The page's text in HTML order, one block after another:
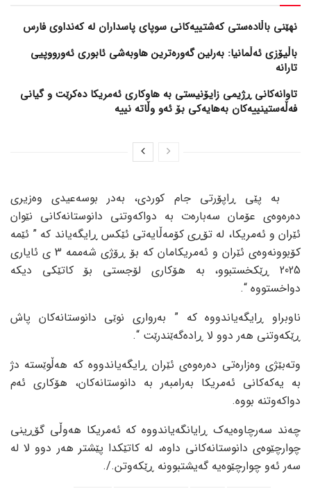
نهێنی باڵادەستی کەشتییەکانی سوپای پاسداران لە کەنداوی فارس
باڵیۆزی ئەڵمانیا: بەرلین گەورەترین هاوبەشی ئابوری ئەورووپیی
تارانە
تاوانەکانی ڕژیمی زایۆنیستی بە هاوکاری ئەمریکا دەکرێت و گیانی
فەڵەستینییەکان بەهایەکی بۆ ئەو وڵاتە نییە
بە پێی ڕاپۆرتی جام کوردی، بەدر بوسەعیدی وەزیری
دەرەوەی عۆمان سەبارەت بە دواکەوتنی دانوستانەکانی نێوان
ئێران و ئەمریکا، لە تۆڕی کۆمەڵایەتی ئێکس ڕایگەیاند کە ” ئێمە
کۆبوونەوەی ئێران و ئەمریکامان کە بۆ ڕۆژی شەممە 3 ی ئایاری
2025 ڕێکخستبوو، بە هۆکاری لۆجستی بۆ کاتێکی دیکە
دواخستووە “.
ناوبراو ڕایگەیاندووە کە ” بەرواری نوێی دانوستانەکان پاش
ڕێکەوتنی هەر دوو لا ڕادەگەێندرێت “.
وتەبێژی وەزارەتی دەرەوەی ئێران ڕایگەیاندووە کە هەڵوێستە دژ
بە یەکەکانی ئەمریکا بەرامبەر بە دانوستانەکان، هۆکاری ئەم
دواکەوتنە بووە.
چەند سەرچاوەیەک ڕایانگەیاندووە کە ئەمریکا هەوڵی گۆڕینی
چوارچێوەی دانوستانەکانی داوە، لە کاتێکدا پێشتر هەر دوو لا لە
سەر ئەو چوارچێوەیە گەیشتبوونە ڕێکەوتن./.